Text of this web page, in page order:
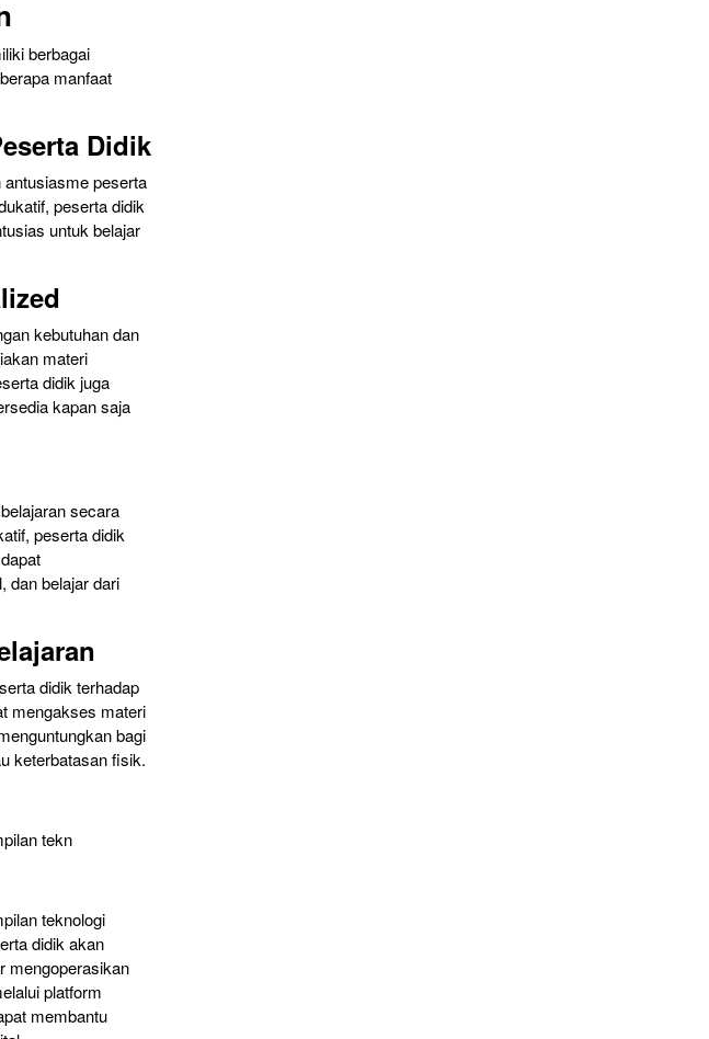
berbagai
manfaat
Didik
antusiasme peserta
peserta didik
untuk belajar
kebutuhan dan
materi
didik juga
kapan saja
secara
peserta didik
dan belajar dari
didik terhadap
mengakses materi
bagi
keterbatasan fisik.
tekn
teknologi
didik akan
mengoperasikan
platform
membantu